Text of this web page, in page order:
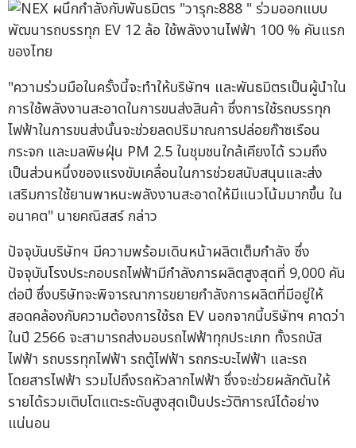
"ความร่วมมือในครั้งนี้จะทำให้บริษัทฯ และพันธมิตรเป็นผู้นำใน
การใช้พลังงานสะอาดในการขนส่งสินค้า ซึ่งการใช้รถบรรทุก
ไฟฟ้าในการขนส่งนั้นจะช่วยลดปริมาณการปล่อยก๊าซเรือน
กระจก และมลพิษฝุ่น PM 2.5 ในชุมชนใกล้เคียงได้ รวมถึง
เป็นส่วนหนึ่งของแรงขับเคลื่อนในการช่วยสนับสนุนและส่ง
เสริมการใช้ยานพาหนะพลังงานสะอาดให้มีแนวโน้มมากขึ้น ใน
อนาคต" นายคณิสสร์ กล่าว
ปัจจุบันบริษัทฯ มีความพร้อมเดินหน้าผลิตเต็มกำลัง ซึ่ง
ปัจจุบันโรงประกอบรถไฟฟ้ามีกำลังการผลิตสูงสุดที่ 9,000 คัน
ต่อปี ซึ่งบริษัทจะพิจารณาการขยายกำลังการผลิตที่มีอยู่ให้
สอดคล้องกับความต้องการใช้รถ EV นอกจากนี้บริษัทฯ คาดว่า
ในปี 2566 จะสามารถส่งมอบรถไฟฟ้าทุกประเภท ทั้งรถบัส
ไฟฟ้า รถบรรทุกไฟฟ้า รถตู้ไฟฟ้า รถกระบะไฟฟ้า และรถ
โดยสารไฟฟ้า รวมไปถึงรถหัวลากไฟฟ้า ซึ่งจะช่วยผลักดันให้
รายได้รวมเติบโตแตะระดับสูงสุดเป็นประวัติการณ์ได้อย่าง
แน่นอน